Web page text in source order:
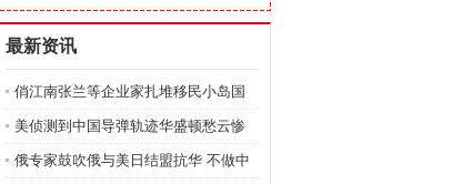
最新资讯
俏江南张兰等企业家扎堆移民小岛国
自称被逼上岛
美侦测到中国导弹轨迹华盛顿愁云惨
雾
俄专家鼓吹俄与美日结盟抗华 不做中